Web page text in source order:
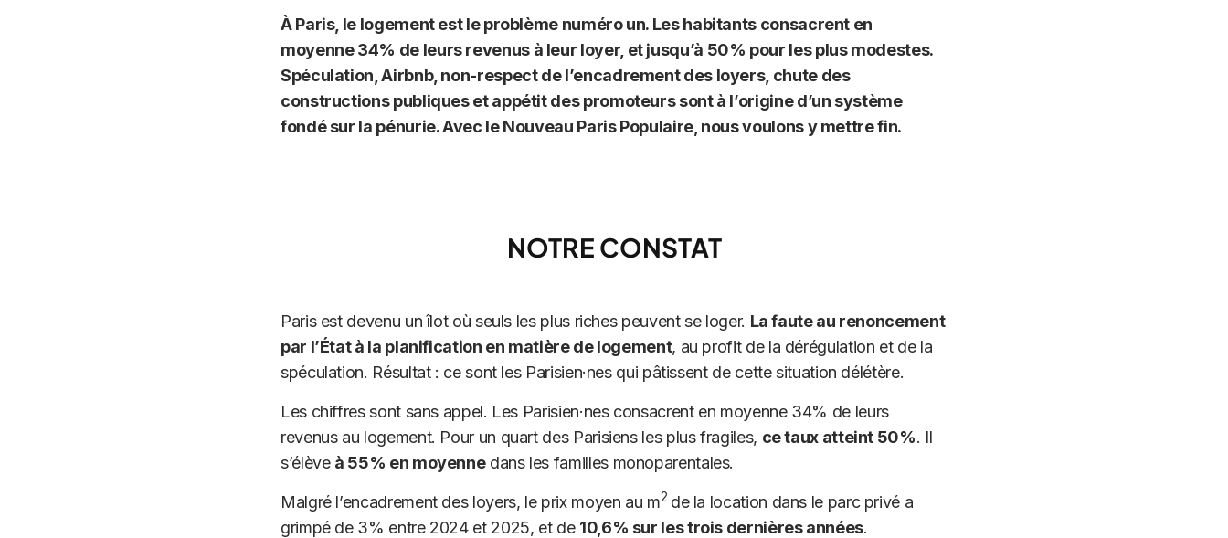
À Paris, le logement est le problème numéro un. Les habitants consacrent en
moyenne 34% de leurs revenus à leur loyer, et jusqu’à 50% pour les plus modestes.
Spéculation, Airbnb, non-respect de l’encadrement des loyers, chute des
constructions publiques et appétit des promoteurs sont à l’origine d’un système
fondé sur la pénurie. Avec le Nouveau Paris Populaire, nous voulons y mettre fin.
NOTRE CONSTAT
Paris est devenu un îlot où seuls les plus riches peuvent se loger. La faute au renoncement
par l’État à la planification en matière de logement, au profit de la dérégulation et de la
spéculation. Résultat : ce sont les Parisien·nes qui pâtissent de cette situation délétère.
Les chiffres sont sans appel. Les Parisien·nes consacrent en moyenne 34% de leurs
revenus au logement. Pour un quart des Parisiens les plus fragiles, ce taux atteint 50%. Il
s’élève à 55% en moyennedans les familles monoparentales.
Malgré l’encadrement des loyers, le prix moyen au m2 de la location dans le parc privé a
grimpé de 3% entre 2024 et 2025, et de 10,6% sur les trois dernières années.